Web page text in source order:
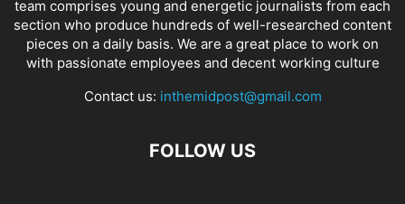
team comprises young and energetic journalists from each
section who produce hundreds of well-researched content
pieces on a daily basis. We are a great place to work on
with passionate employees and decent working culture
Contact us: inthemidpost@gmail.com
FOLLOW US